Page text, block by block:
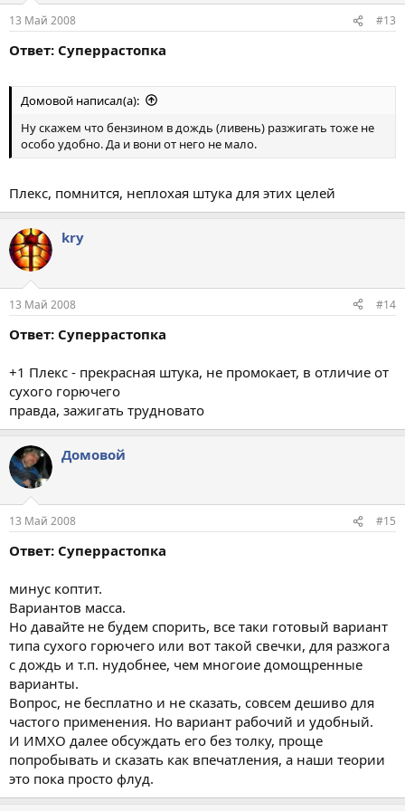
13 Май 2008 #13
Ответ: Суперрастопка
Домовой написал(а):
Ну скажем что бензином в дождь (ливень) разжигать тоже не
особо удобно. Да и вони от него не мало.
Плекс, помнится, неплохая штука для этих целей
kry
13 Май 2008 #14
Ответ: Суперрастопка
+1 Плекс - прекрасная штука, не промокает, в отличие от
сухого горючего
правда, зажигать трудновато
Домовой
13 Май 2008 #15
Ответ: Суперрастопка
минус коптит.
Вариантов масса.
Но давайте не будем спорить, все таки готовый вариант
типа сухого горючего или вот такой свечки, для разжога
с дождь и т.п. нудобнее, чем многоие домощренные
варианты.
Вопрос, не бесплатно и не сказать, совсем дешиво для
частого применения. Но вариант рабочий и удобный.
И ИМХО далее обсуждать его без толку, проще
попробывать и сказать как впечатления, а наши теории
это пока просто флуд.